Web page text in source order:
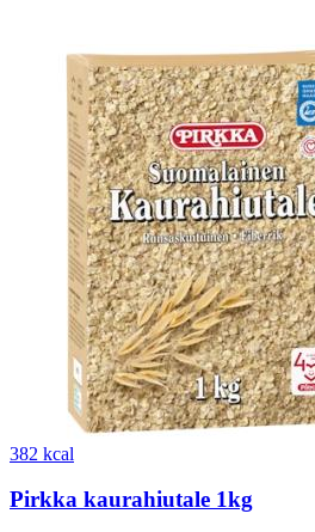
382 kcal
Pirkka kaurahiutale 1kg